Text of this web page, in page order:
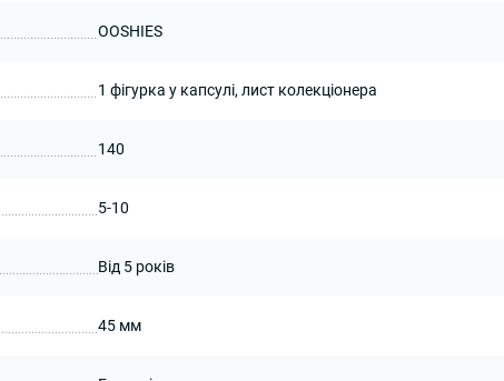
OOSHIES
1 фігурка у капсулі, лист колекціонера
140
5-10
Від 5 років
45 мм